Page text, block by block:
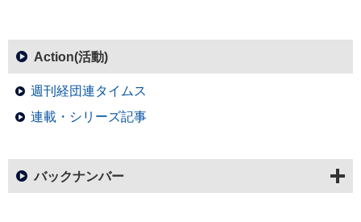
Action(活動)
週刊経団連タイムス
連載・シリーズ記事
バックナンバー